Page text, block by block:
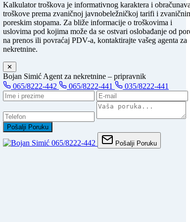
Kalkulator troškova je informativnog karaktera i
troškove prema zvaničnoj javnobeležničkoj tarifi i
poreskim stopama. Za bliže informacije o troškovima i
uslovima pod kojima može da se ostvari oslobađanje od
na prenos ili povraćaj PDV-a, kontaktirajte vašeg agenta za
nekretnine.
✕
Bojan Simić Agent za nekretnine – pripravnik
065/8222-442
065/8222-441 035/8222-441
Pošalji Poruku
065/8222-442 Pošalji Poruku